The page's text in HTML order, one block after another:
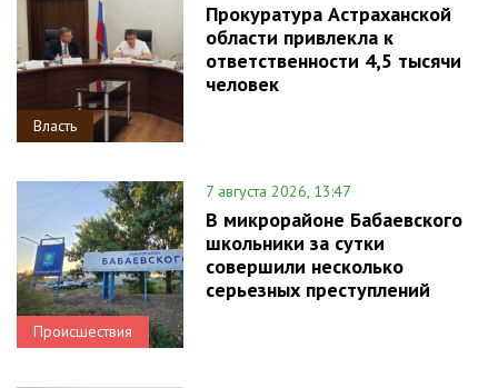
Власть
Прокуратура Астраханской
области привлекла к
ответственности 4,5 тысячи
человек
Происшествия
7 августа 2026, 13:47
В микрорайоне Бабаевского
школьники за сутки
совершили несколько
серьезных преступлений